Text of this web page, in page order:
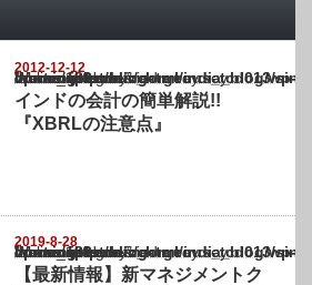
2012-12-12
Warning
: Undefined array key "show_category" in
/home/netst/kuno-cpa.co.jp/public_html/india_blog/wp-content/themes/
on line183
インドの会計の簡単解説!!
『XBRLの注意点』
2019-8-28
Warning
: Undefined array key "show_category" in
/home/netst/kuno-cpa.co.jp/public_html/india_blog/wp-content/themes/
on line183
【最新情報】新マネジメントク